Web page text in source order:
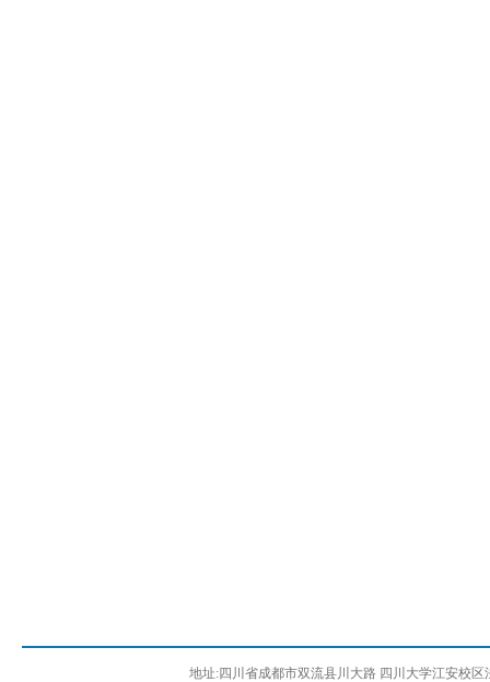
地址:四川省成都市双流县川大路 四川大学江安校区